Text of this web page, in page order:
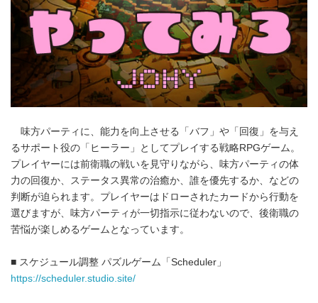
味方パーティに、能力を向上させる「バフ」や「回復」を与え
るサポート役の「ヒーラー」としてプレイする戦略RPGゲーム。
プレイヤーには前衛職の戦いを見守りながら、味方パーティの体
力の回復か、ステータス異常の治癒か、誰を優先するか、などの
判断が迫られます。プレイヤーはドローされたカードから行動を
選びますが、味方パーティが一切指示に従わないので、後衛職の
苦悩が楽しめるゲームとなっています。
■ スケジュール調整 パズルゲーム「Scheduler」
https://scheduler.studio.site/